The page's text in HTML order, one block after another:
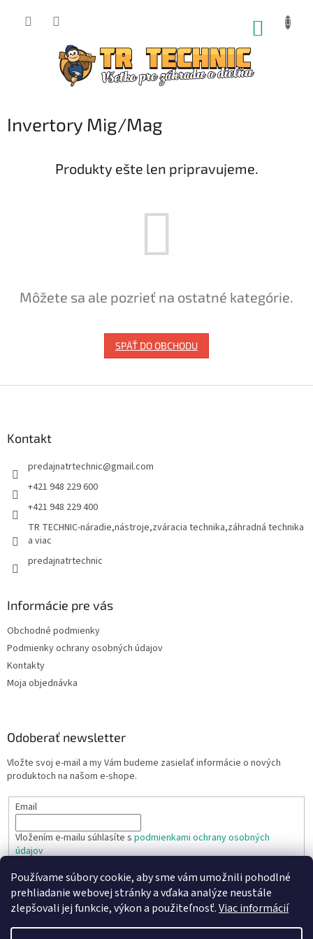
Používame súbory cookie, aby sme vám umožnili pohodlné
prehliadanie webovej stránky a vďaka analýze neustále
zlepšovali jej funkcie, výkon a použiteľnosť.Viac informácií
Invertory Mig/Mag
Produkty ešte len pripravujeme.
Môžete sa ale pozrieť na ostatné kategórie.
SPÄŤ DO OBCHODU
Kontakt
predajnatrtechnic@gmail.com
+421 948 229 600
+421 948 229 400
TR TECHNIC-náradie,nástroje,zváracia technika,záhradná technika
a viac
predajnatrtechnic
Informácie pre vás
Obchodné podmienky
Podmienky ochrany osobných údajov
Kontakty
Moja objednávka
Odoberať newsletter
Vložte svoj e-mail a my Vám budeme zasielať informácie o nových
produktoch na našom e-shope.
Email
Vložením e-mailu súhlasíte s podmienkami ochrany osobných
údajov
PRIHLÁSIŤ SA